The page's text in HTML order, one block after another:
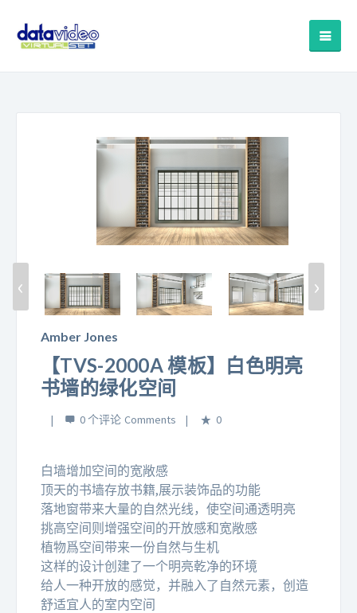
‹ ›
Amber Jones
【TVS-2000A 模板】白色明亮
书墙的绿化空间
0 个评论 0
白墙增加空间的宽敞感
顶天的书墙存放书籍,展示装饰品的功能
落地窗带来大量的自然光线，使空间通透明亮
挑高空间则增强空间的开放感和宽敞感
植物爲空间带来一份自然与生机
这样的设计创建了一个明亮乾净的环境
给人一种开放的感觉，并融入了自然元素，创造
舒适宜人的室内空间